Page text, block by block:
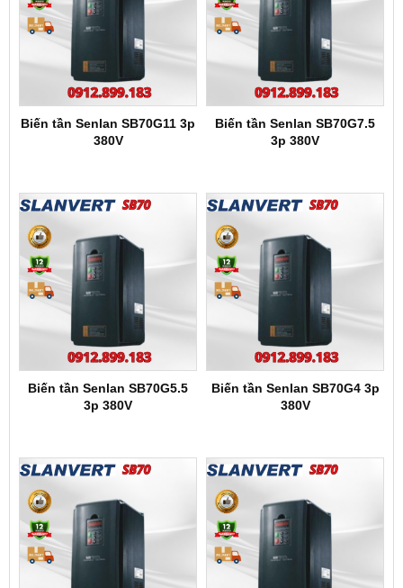
Biến tần Senlan SB70G11 3p
380V
Biến tần Senlan SB70G7.5
3p 380V
Biến tần Senlan SB70G5.5
3p 380V
Biến tần Senlan SB70G4 3p
380V